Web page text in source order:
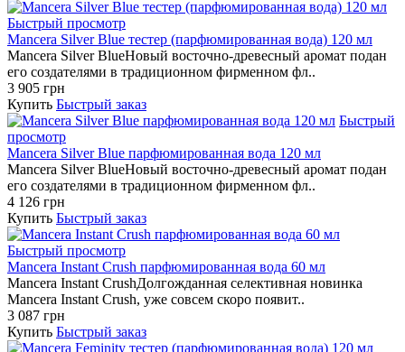
Быстрый просмотр
Mancera Silver Blue тестер (парфюмированная вода) 120 мл
Mancera Silver BlueНовый восточно-древесный аромат подан
его создателями в традиционном фирменном фл..
3 905 грн
Купить Быстрый заказ
Быстрый
просмотр
Mancera Silver Blue парфюмированная вода 120 мл
Mancera Silver BlueНовый восточно-древесный аромат подан
его создателями в традиционном фирменном фл..
4 126 грн
Купить Быстрый заказ
Быстрый просмотр
Mancera Instant Crush парфюмированная вода 60 мл
Mancera Instant CrushДолгожданная селективная новинка
Mancera Instant Crush, уже совсем скоро появит..
3 087 грн
Купить Быстрый заказ